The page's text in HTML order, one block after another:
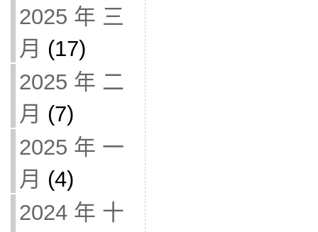
2025 年 三
月 (17)
2025 年 二
月 (7)
2025 年 一
月 (4)
2024 年 十